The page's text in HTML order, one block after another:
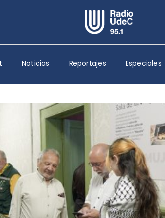
Escuchar Radio UdeC en vivo
Quiénes Somos
Programación
Podcast
Noticias
Reportajes
Columnas
Música Clásica
Especiales
Noticias Reportajes Especiales